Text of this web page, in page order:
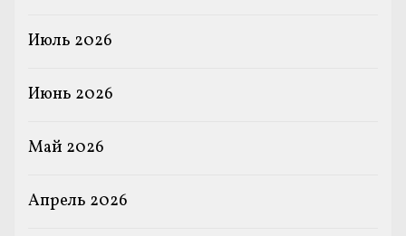
Июль 2026
Июнь 2026
Май 2026
Апрель 2026